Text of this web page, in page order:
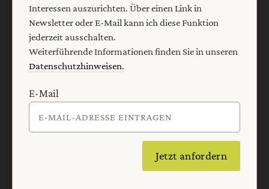
Barrierefreiheit Impressum
Vertrag widerrufen Abo online kündigen
Interessen auszurichten. Über einen Link in
Newsletter oder E-Mail kann ich diese Funktion
jederzeit ausschalten.
Weiterführende Informationen finden Sie in unseren
Datenschutzhinweisen.
E-Mail
Jetzt anfordern